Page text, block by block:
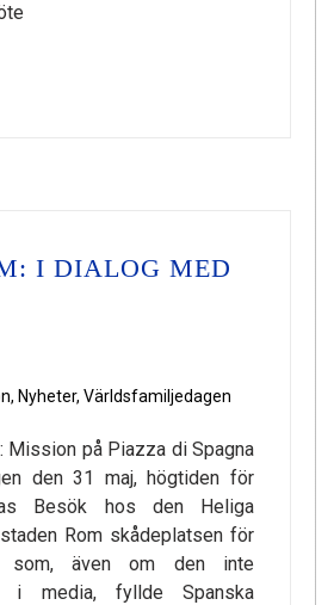
I DIALOG MED
, Nyheter, Världsfamiljedagen
Mission på Piazza di Spagna
den 31 maj, högtiden för
Besök hos den Heliga
Rom skådeplatsen för
som, även om den inte
i media, fyllde Spanska